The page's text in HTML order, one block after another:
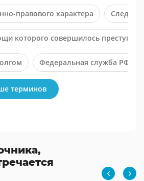
правового характера Следы-
которого совершилось
Федеральная служба РФ по
терминов